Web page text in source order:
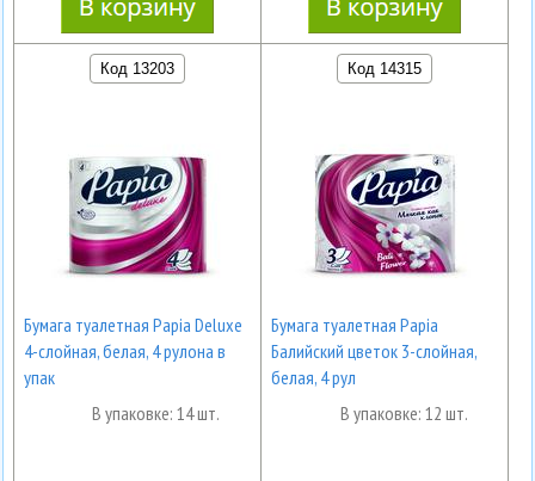
Код 13203
Бумага туалетная Papia Deluxe
4-слойная, белая, 4 рулона в
упак
В упаковке: 14 шт.
Код 14315
Бумага туалетная Papia
Балийский цветок 3-слойная,
белая, 4 рул
В упаковке: 12 шт.